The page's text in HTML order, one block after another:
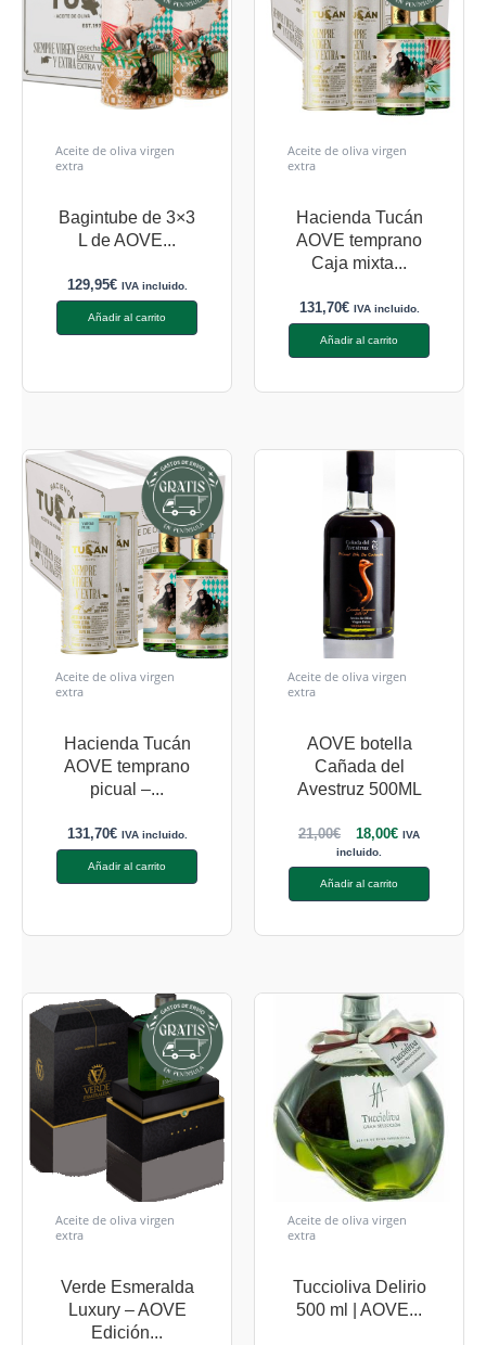
Aceite de oliva virgen
extra
Bagintube de 3×3
L de AOVE...
129,95€ IVA incluido.
Añadir al carrito
Aceite de oliva virgen
extra
Hacienda Tucán
AOVE temprano
Caja mixta...
131,70€ IVA incluido.
Añadir al carrito
Aceite de oliva virgen
extra
Hacienda Tucán
AOVE temprano
picual –...
131,70€ IVA incluido.
Añadir al carrito
Aceite de oliva virgen
extra
AOVE botella
Cañada del
Avestruz 500ML
21,00€ 18,00€ IVA
incluido.
Añadir al carrito
Aceite de oliva virgen
extra
Verde Esmeralda
Luxury – AOVE
Edición...
Aceite de oliva virgen
extra
Tuccioliva Delirio
500 ml | AOVE...